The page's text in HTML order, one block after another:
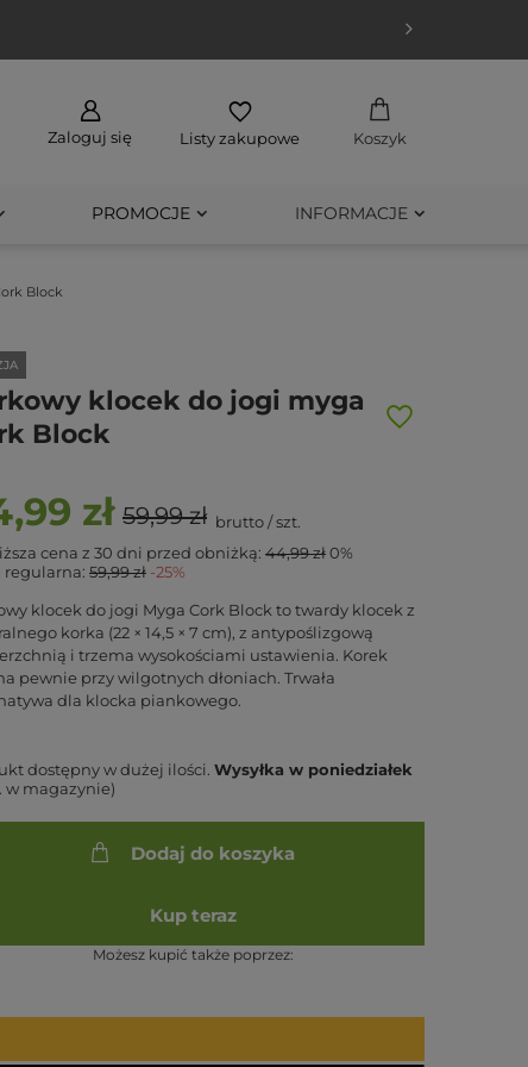
Zaloguj się Listy zakupowe Koszyk
PROMOCJE INFORMACJE
Block
klocek do jogi myga
Block
zł 59,99 zł brutto/szt.
cena z 30 dni przed obniżką:44,99 zł0%
regularna:59,99 zł -25%
klocek do jogi Myga Cork Block to twardy klocek z
korka (22 × 14,5 × 7 cm), z antypoślizgową
i trzema wysokościami ustawienia. Korek
pewnie przy wilgotnych dłoniach. Trwała
dla klocka piankowego.
dostępny w dużej ilości Wysyłkaw poniedziałek
w magazynie)
Dodaj do koszyka
Kup teraz
Możesz kupić także poprzez: